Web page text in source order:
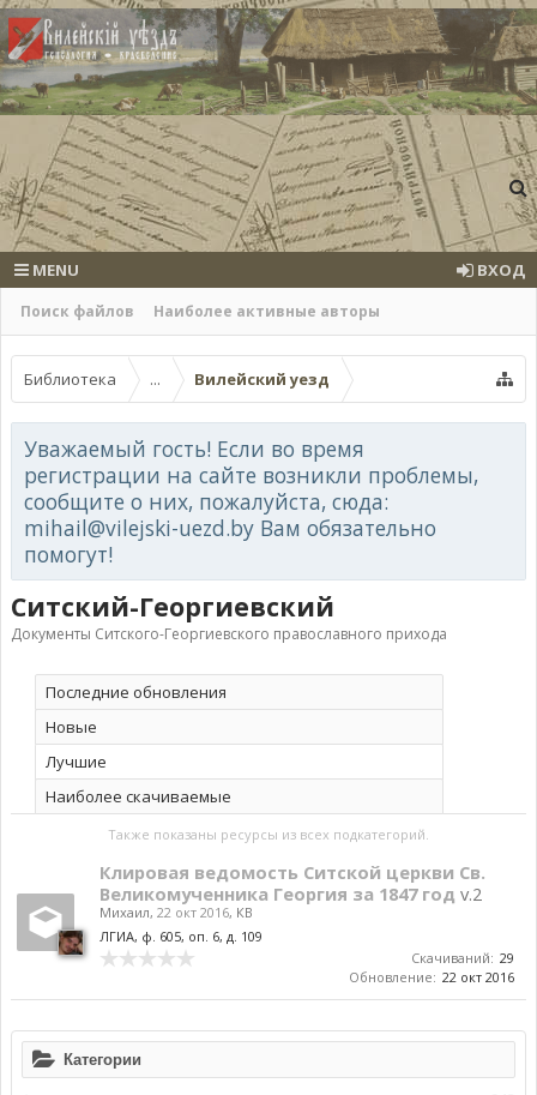
Поиск файлов Наиболее активные авторы
MENU ВХОД
Библиотека ... Вилейский уезд
Уважаемый гость! Если во время
регистрации на сайте возникли проблемы,
сообщите о них, пожалуйста, сюда:
mihail@vilejski-uezd.by Вам обязательно
помогут!
Ситский-Георгиевский
Документы Ситского-Георгиевского православного прихода
Категории
Последние обновления
Новые
Лучшие
Наиболее скачиваемые
Также показаны ресурсы из всех подкатегорий.
Клировая ведомость Ситской церкви Св.
Великомученника Георгия за 1847 год v.2
Михаил, 22 окт 2016, КВ
ЛГИА, ф. 605, оп. 6, д. 109
Скачиваний: 29
Обновление: 22 окт 2016